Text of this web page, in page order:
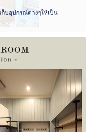
ก็บอุปกรณ์ต่างๆให้เป็น